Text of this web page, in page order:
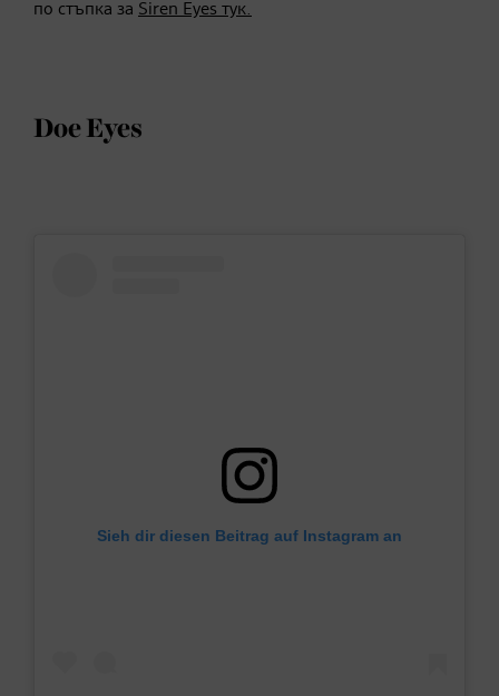
по стъпка за Siren Eyes тук.
Doe Eyes
Sieh dir diesen Beitrag auf Instagram an